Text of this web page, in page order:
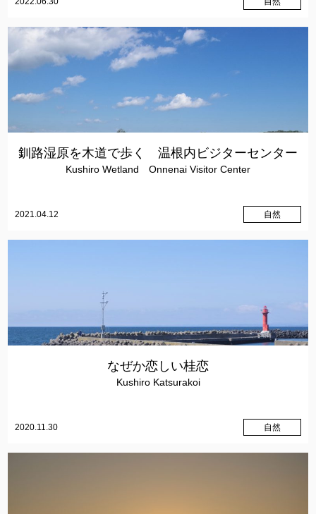
釧路湿原を木道で歩く 温根内ビジターセンター
Kushiro Wetland Onnenai Visitor Center
2021.04.12 自然
なぜか恋しい桂恋
Kushiro Katsurakoi
2020.11.30 自然